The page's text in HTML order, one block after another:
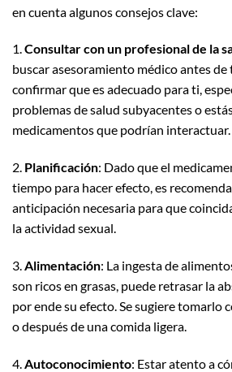
en cuenta algunos consejos clave:
1.Consultar con un profesional de la
buscar asesoramiento médico antes
confirmar que es adecuado para ti,
problemas de salud subyacentes o
medicamentos que podrían interactuar.
2. Planificación: Dado que el
tiempo para hacer efecto, es
anticipación necesaria para que
la actividad sexual.
3.Alimentación: La ingesta de
son ricos en grasas, puede retrasar la
por ende su efecto. Se sugiere tomarlo
o después de una comida ligera.
4. Autoconocimiento: Estar atento a